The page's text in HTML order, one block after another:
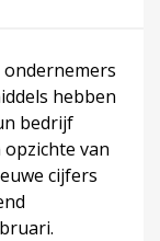
hebben
bedrijf
van
cijfers